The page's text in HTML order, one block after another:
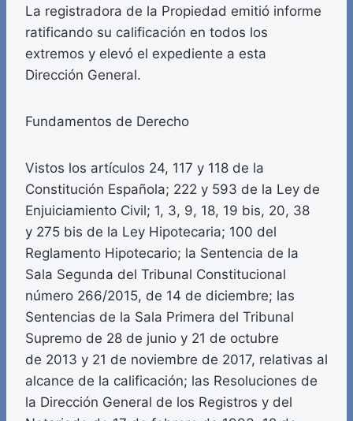
La registradora de la Propiedad emitió informe
ratificando su calificación en todos los
extremos y elevó el expediente a esta
Dirección General.
Fundamentos de Derecho
Vistos los artículos 24, 117 y 118 de la
Constitución Española; 222 y 593 de la Ley de
Enjuiciamiento Civil; 1, 3, 9, 18, 19 bis, 20, 38
y 275 bis de la Ley Hipotecaria; 100 del
Reglamento Hipotecario; la Sentencia de la
Sala Segunda del Tribunal Constitucional
número 266/2015, de 14 de diciembre; las
Sentencias de la Sala Primera del Tribunal
Supremo de 28 de junio y 21 de octubre
de 2013 y 21 de noviembre de 2017, relativas al
alcance de la calificación; las Resoluciones de
la Dirección General de los Registros y del